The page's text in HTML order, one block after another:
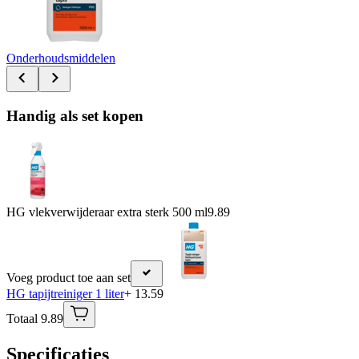
Onderhoudsmiddelen
Handig als set kopen
HG vlekverwijderaar extra sterk 500 ml9.89
Voeg product toe aan set
HG tapijtreiniger 1 liter+ 13.59
Totaal 9.89
Specificaties